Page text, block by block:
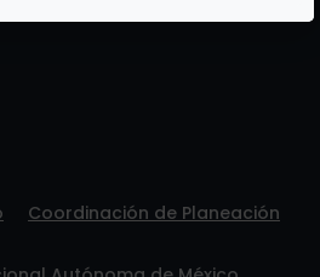
Coordinación de Planeación